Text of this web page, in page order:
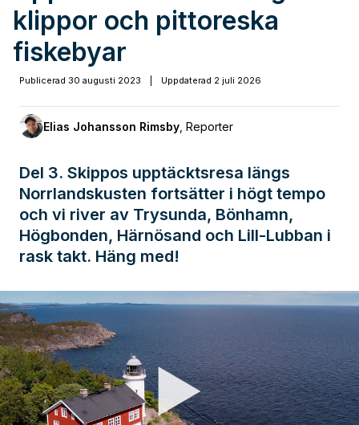
klippor och pittoreska
fiskebyar
Publicerad 30 augusti 2023 Uppdaterad 2 juli 2026
Elias Johansson Rimsby Reporter
Del 3. Skippos upptäcktsresa längs
Norrlandskusten fortsätter i högt tempo
och vi river av Trysunda, Bönhamn,
Högbonden, Härnösand och Lill-Lubban i
rask takt. Häng med!